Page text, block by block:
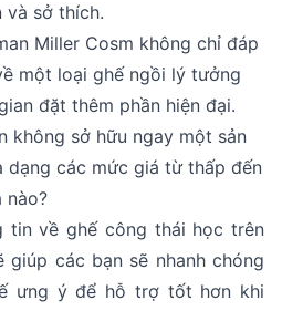
và sở thích.
Miller Cosm không chỉ đáp
một loại ghế ngồi lý tưởng
đặt thêm phần hiện đại.
không sở hữu ngay một sản
dạng các mức giá từ thấp đến
nào?
tin về ghế công thái học trên
giúp các bạn sẽ nhanh chóng
ưng ý để hỗ trợ tốt hơn khi